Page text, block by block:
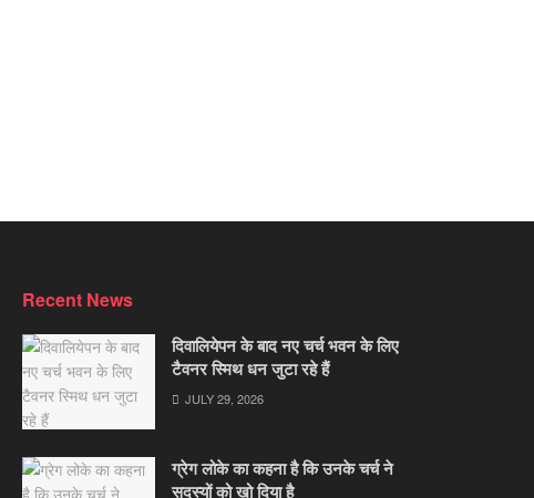
Recent News
दिवालियेपन के बाद नए चर्च भवन के लिए
टैवनर स्मिथ धन जुटा रहे हैं
JULY 29, 2026
ग्रेग लोके का कहना है कि उनके चर्च ने
सदस्यों को खो दिया है